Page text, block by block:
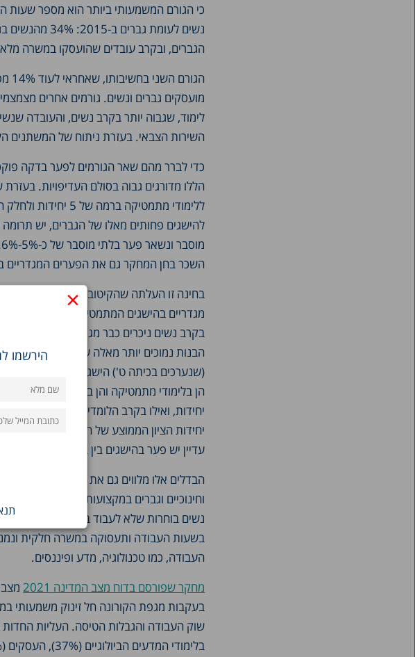
×
הירשמו
נשים לעומת
הגברים, ובקרב עובדים שהועסקו במשרה
מועסקים גברים ונשים. גורמים אחרים
לימוד, שגבוה יותר בקרב נשים, והעובדה
השירות הצבאי. בעזרת ניתוח של המשתנים הללו
כדי לברר מהם שאר הגורמים לפער בדקה פוקס
הללו מדורגים גבוה בסולם העדיפויות.
ללימודי מתמטיקה
השכר בחן המחקר גם את הפערים המגדריים
בחינה זו העלתה שהקיטוב המגדרי במשלחי
מגדריים בהישגים המתמטיים מתגלים כבר
בקרב נשים ניכרים כבר מגיל צעיר. למשל,
(שנערכים בכיתה ט') הישגיהן נמוכים יותר
יחידות הציון הממוצע של הבנים גבוה
עדיין יש פער בהישגים בין בנים ובנות
הבדלים אלו מלווים גם את בחירת החוגים
וחינוכיים וגברים במקצועות מתמטיים,
נשים בוחרות שלא לעבוד בתחום. אפשר
בשעות העבודה ותעסוקה במשרה חלקית
העבודה, כמו טכנולוגיה, מדע ופיננסים.
מחקר שפורסם בדוח מצב המדינה 2021
בעקבות מגפת הקורונה חל זינוק משמעותי